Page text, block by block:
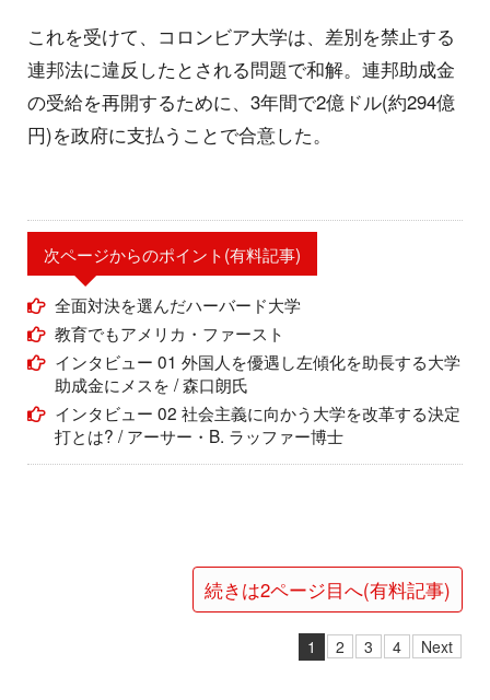
これを受けて、コロンビア大学は、差別を禁止する
連邦法に違反したとされる問題で和解。連邦助成金
の受給を再開するために、3年間で2億ドル(約294億
円)を政府に支払うことで合意した。
次ページからのポイント(有料記事)
全面対決を選んだハーバード大学
教育でもアメリカ・ファースト
インタビュー 01 外国人を優遇し左傾化を助長する大学
助成金にメスを / 森口朗氏
インタビュー 02 社会主義に向かう大学を改革する決定
打とは? / アーサー・B. ラッファー博士
続きは2ページ目へ(有料記事)
1 2 3 4 Next